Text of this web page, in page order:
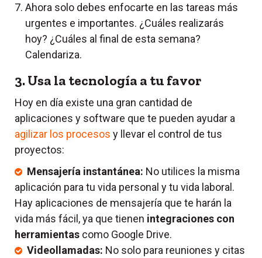
Ahora solo debes enfocarte en las tareas más
urgentes e importantes. ¿Cuáles realizarás
hoy? ¿Cuáles al final de esta semana?
Calendariza.
3. Usa la tecnología a tu favor
Hoy en día existe una gran cantidad de
aplicaciones y software que te pueden ayudar a
agilizar los procesos y llevar el control de tus
proyectos:
Mensajería instantánea: No utilices la misma
aplicación para tu vida personal y tu vida laboral.
Hay aplicaciones de mensajería que te harán la
vida más fácil, ya que tienen integraciones con
herramientas como Google Drive.
Videollamadas: No solo para reuniones y citas